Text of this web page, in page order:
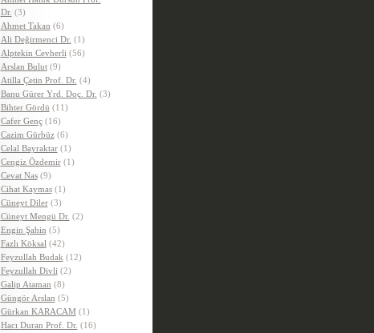
Dr. (3)
Ahmet Takan (6)
Ali Değirmenci Dr. (1)
Alptekin Cevherli (56)
Arslan Bulut(9)
Atilla Çetin Prof. Dr. (4)
Banu Gürer Yrd. Doç. Dr. (3)
Bihter Gördü (11)
Cafer Genç(16)
Cazim Gürbüz(6)
Celal Bayraktar(1)
Cengiz Özdemir(1)
Cevat Nas(9)
Cihat Kaymas(1)
Cüneyt Diler(3)
Cüneyt Mengü Dr. (2)
Engin Şahin (5)
Fazlı Köksal (42)
Feyzullah Budak (12)
Feyzullah Divli (2)
Galip Ataman (8)
Güngör Arslan (5)
Gürkan KARACAM (1)
Hacı Duran Prof. Dr. (16)